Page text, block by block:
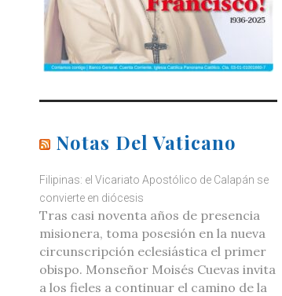
Notas Del Vaticano
Filipinas: el Vicariato Apostólico de Calapán se
convierte en diócesis
Tras casi noventa años de presencia
misionera, toma posesión en la nueva
circunscripción eclesiástica el primer
obispo. Monseñor Moisés Cuevas invita
a los fieles a continuar el camino de la